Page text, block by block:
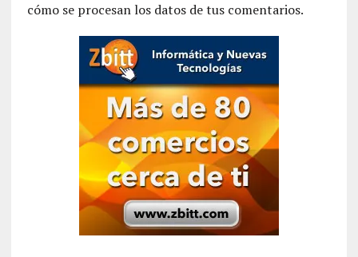
cómo se procesan los datos de tus comentarios.